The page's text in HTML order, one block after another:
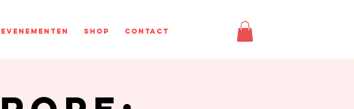
Evenementen Shop Contact